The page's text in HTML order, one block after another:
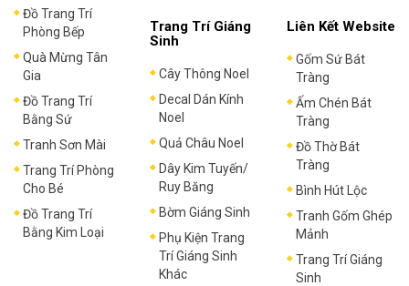
Đồ Trang Trí
Phòng Bếp
Quà Mừng Tân
Gia
Đồ Trang Trí
Bằng Sứ
Tranh Sơn Mài
Trang Trí Phòng
Cho Bé
Đồ Trang Trí
Bằng Kim Loại
Trang Trí Giáng
Sinh
Cây Thông Noel
Decal Dán Kính
Noel
Quả Châu Noel
Dây Kim Tuyến/
Ruy Băng
Bờm Giáng Sinh
Phụ Kiện Trang
Trí Giáng Sinh
Khác
Liên Kết Website
Gốm Sứ Bát
Tràng
Ấm Chén Bát
Tràng
Đồ Thờ Bát
Tràng
Bình Hút Lộc
Tranh Gốm Ghép
Mảnh
Trang Trí Giáng
Sinh